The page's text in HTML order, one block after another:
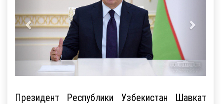
Президент Республики Узбекистан Шавкат